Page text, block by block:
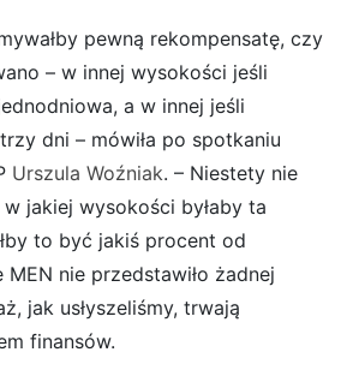
pewną rekompensatę, czy
– w innej wysokości jeśli
a w innej jeśli
dni – mówiła po spotkaniu
Urszula Woźniak. – Niestety nie
jakiej wysokości byłaby ta
to być jakiś procent od
nie przedstawiło żadnej
jak usłyszeliśmy, trwają
finansów.